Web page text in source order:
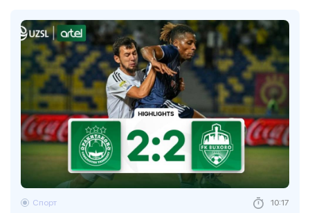
Спорт 10:17